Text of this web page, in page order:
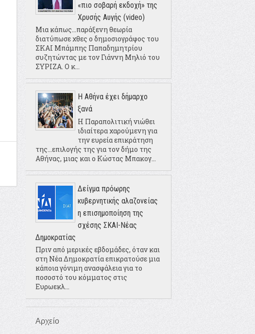
«πιο σοβαρή εκδοχή» της
Χρυσής Αυγής (video)
Μια κάπως...παράξενη θεωρία
διατύπωσε χθες ο δημοσιογράφος του
ΣΚΑΙ Μπάμπης Παπαδημητρίου
συζητώντας με τον Γιάννη Μηλιό του
ΣΥΡΙΖΑ. Ο κ...
Η Αθήνα έχει δήμαρχο
ξανά
Η Παραπολιτική νιώθει
ιδιαίτερα χαρούμενη για
την ευρεία επικράτηση
της...επιλογής της για τον δήμο της
Αθήνας, μιας και ο Κώστας Μπακογ...
Δείγμα πρόωρης
κυβερνητικής αλαζονείας
η επισημοποίηση της
σχέσης ΣΚΑΙ-Νέας
Δημοκρατίας
Πριν από μερικές εβδομάδες, όταν και
στη Νέα Δημοκρατία επικρατούσε μια
κάποια γόνιμη ανασφάλεια για το
ποσοστό του κόμματος στις
Ευρωεκλ...
Αρχείο